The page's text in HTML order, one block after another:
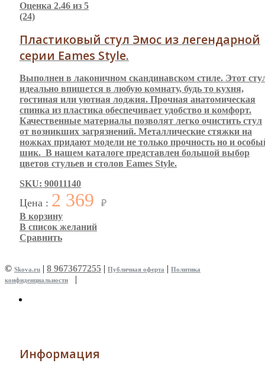
Оценка 2.46 из 5
(24)
Пластиковый стул Эмос из легендарной
серии Eames Style.
Выполнен в лаконичном скандинавском стиле. Этот
идеально впишется в любую комнату, будь то кухня,
гостиная или уютная лоджия. Прочная анатомическая
спинка из пластика обеспечивает удобство и комфорт.
Качественные материалы позволят легко очистить стул
от возникших загрязнений. Металлические стяжки на
ножках придают модели не только прочность но и
шик. В нашем каталоге представлен большой выбор
цветов стульев и столов Eames Style.
SKU: 90011140
Цена : 2 369
₽
В корзину
В список желаний
Сравнить
© Skova.ru | 8 9673677255 | Публичная оферта | Политика
конфиденциальности
|
Информация